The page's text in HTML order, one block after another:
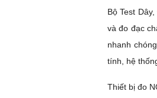
Bộ Test
và đo đạc
nhanh
tính, hệ
Thiết bị đo